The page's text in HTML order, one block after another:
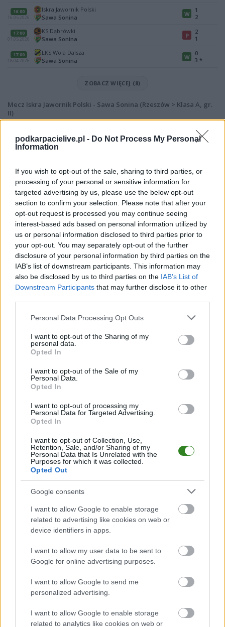
podkarpacielive.pl - Do Not Process My Personal
Information
If you wish to opt-out of the sale, sharing to third parties, or
processing of your personal or sensitive information for
targeted advertising by us, please use the below opt-out
section to confirm your selection. Please note that after your
opt-out request is processed you may continue seeing
interest-based ads based on personal information utilized by
us or personal information disclosed to third parties prior to
your opt-out. You may separately opt-out of the further
disclosure of your personal information by third parties on the
IAB’s list of downstream participants. This information may
also be disclosed by us to third parties on the IAB’s List of
Downstream Participants that may further disclose it to other
Please note that this website/app uses one or more Google
not limited to your visit or usage behaviour. You may click to
grant or deny consent to Google and its third-party tags to
use your data for below specified purposes in below Google
consent section.
Personal Data Processing Opt Outs
I want to opt-out of the Sharing of my
personal data.
Opted In
I want to opt-out of the Sale of my
Personal Data.
Opted In
I want to opt-out of processing my
Personal Data for Targeted Advertising.
Opted In
I want to opt-out of Collection, Use,
Retention, Sale, and/or Sharing of my
Personal Data that Is Unrelated with the
Purposes for which it was collected.
Opted Out
Google consents
I want to allow Google to enable storage
related to advertising like cookies on web or
device identifiers in apps.
I want to allow my user data to be sent to
Google for online advertising purposes.
I want to allow Google to send me
personalized advertising.
I want to allow Google to enable storage
related to analytics like cookies on web or
16:00
16.05.2026
Iskra Jawornik Polski
Sawa Sonina
W
1
2
17:00
01.05.2026
KS Dąbrówki
Sawa Sonina
P
2
1
17:00
18.04.2026
LKS Wola Dalsza
Sawa Sonina
W
0
3 *
ZOBACZ WIĘCEJ (8)
Mecz Iskra Jawornik Polski - Sawa Sonina (Rzeszów > Klasa A, gr.
II)
zostanie w ramach Rzeszów > Klasa A, gr. II (22. kolejki - Rzeszów > Klasa
A, gr. II).
bramek, kartki, składy, statystyki i informacje o przebiegu
spotkania. To kompletne źródło danych dla kibiców i pasjonatów
lokalnej piłki nożnej. Jeżeli aktualnie nie widzisz tutaj danych z pewnością
pracujemy nad tym żeby je uzupełnić.
Wynik meczu Iskra Jawornik Polski vs Sawa Sonina
Po zakończeniu spotkania automatycznie publikujemyoficjalny wynik
spotkania, a także dane meczowe, jeśli są dostępne.
Pełny harmonogram rozgrywek dostępny jest tutaj:Rzeszów > Klasa A,
gr. II - terminarz.
Informacje o składach i strzelcach
W miarę dostępności danych, publikujemyskłady wyjściowe,
aktualizujemy zależnie od poziomu ligi i dostępnych źródeł.
Śledź mecze swojej drużyny
Jeśli jesteś kibicem klubu Iskra Jawornik Polski lub Sawa Sonina - zaglądaj
tutaj częściej. Nasz serwis regularnie dostarcza informacje o terminach
meczów, wynikach, transferach i newsach klubowych
piłkarskichw województwie. Sprawdź nasze relacje, śledź ulubioną ligę i
bądź na bieżąco z wydarzeniami z boisk!
Iskra Jawornik Polski - Sawa Soninaodbędzie się w ramach 22.
kolejki - Rzeszów > Klasa A, gr. II. Spotkanie zostanie rozegrane w dniu 16
Iskra Jawornik Polskiprzystępuje do tego spotkania w roli
gospodarza. Jak drużyna radzi sobie w sezonie 2025/2026 rozgrywek
Rzeszów > Klasa A, gr. II przed własną publicznością? Na tej stronie
możecie zobaczyć tabelę uwzględniającą tylko mecze u siebie. W tabeli
biorącej pod uwagę tylko mecze wyjazdowe możecie natomiast
sprawdzić jak spisuje się klub
Rzeszów > Klasa A, gr. II - sytuacja w tabeli
Przed meczami 22. kolejki - Rzeszów > Klasa A, gr. II gospodarze (Iskra
Jawornik Polski) zajmują5. miejscew tabeli. Goście (Sawa Sonina) plasują
Poniżej znajdziesz także ostatnie mecze obu drużyn oraz statystyki
bramkowe.
Iskra Jawornik Polski vs. Sawa Sonina - relacja, wynik na żywo,
transmisja
Wynik meczu Iskra Jawornik Polski - Sawa Sonina znajdziesz na naszej
stronie zaraz po jego zakończeniu. Jeżeli szukasz informacji meczowych,
zajrzyj tutaj:Iskra Jawornik Polski vs. Sawa Sonina - wynik, składy,